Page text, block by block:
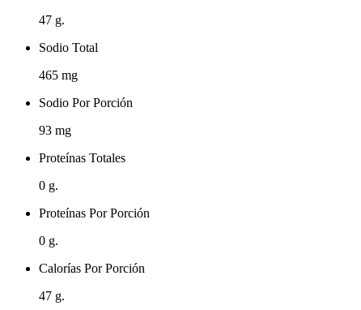
47 g.
Sodio Total
465 mg
Sodio Por Porción
93 mg
Proteínas Totales
0 g.
Proteínas Por Porción
0 g.
Calorías Por Porción
47 g.